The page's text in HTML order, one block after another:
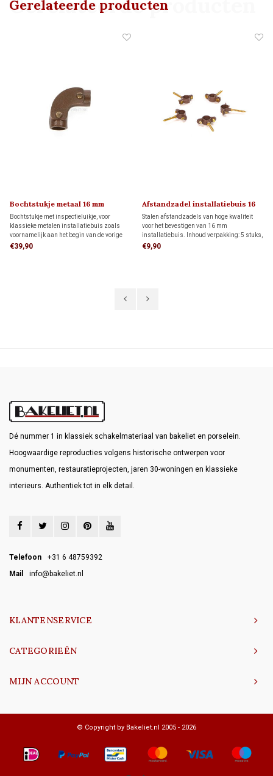
Gerelateerde producten
Bochtstukje metaal 16 mm
Bochtstukje met inspectieluikje, voor
klassieke metalen installatiebuis zoals
voornamelijk aan het begin van de vorige
eeuw werd toegepast.
€39,90
Afstandzadel installatiebuis 16
mm
Stalen afstandzadels van hoge kwaliteit
voor het bevestigen van 16 mm
installatiebuis. Inhoud verpakking: 5 stuks,
dit is voldoende voor 3 meter
€9,90
Dé nummer 1 in klassiek schakelmateriaal van bakeliet en porselein.
Hoogwaardige reproducties volgens historische ontwerpen voor
monumenten, restauratieprojecten, jaren 30-woningen en klassieke
interieurs. Authentiek tot in elk detail.
Telefoon
+31 6 48759392
Mail
info@bakeliet.nl
KLANTENSERVICE
CATEGORIEËN
MIJN ACCOUNT
© Copyright by Bakeliet.nl 2005 - 2026